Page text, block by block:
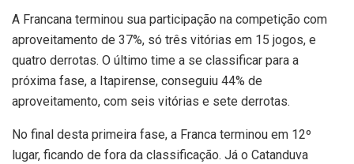
A Francana terminou sua participação na competição com
aproveitamento de 37%, só três vitórias em 15 jogos, e
quatro derrotas. O último time a se classificar para a
próxima fase, a Itapirense, conseguiu 44% de
aproveitamento, com seis vitórias e sete derrotas.
No final desta primeira fase, a Franca terminou em 12º
lugar, ficando de fora da classificação. Já o Catanduva